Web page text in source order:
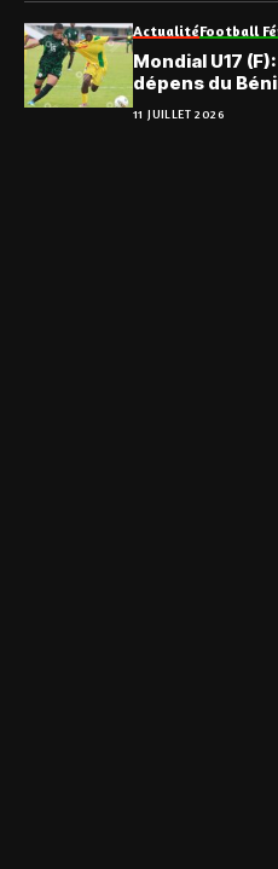
ActualitéFootball
Mondial U17
dépens du
11 JUILLET 2026